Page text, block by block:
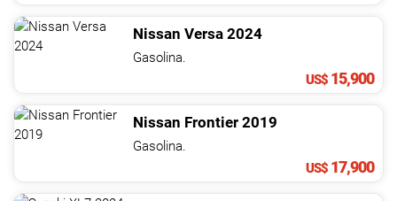
Nissan Versa 2024
Gasolina.
US$ 15,900
Nissan Frontier 2019
Gasolina.
US$ 17,900